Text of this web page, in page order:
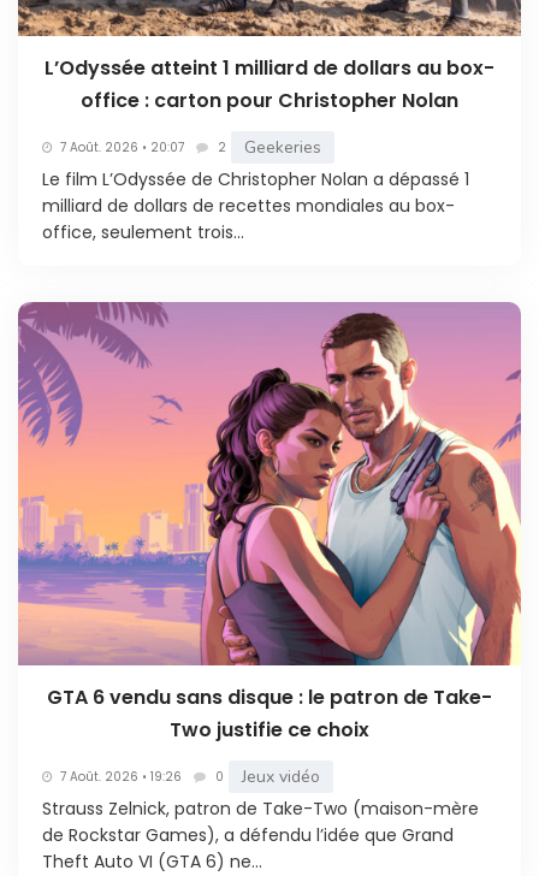
L’Odyssée atteint 1 milliard de dollars au box-
office : carton pour Christopher Nolan
7 Août. 2026 • 20:07 2 Geekeries
Le film L’Odyssée de Christopher Nolan a dépassé 1
milliard de dollars de recettes mondiales au box-
office, seulement trois...
GTA 6 vendu sans disque : le patron de Take-
Two justifie ce choix
7 Août. 2026 • 19:26 0 Jeux vidéo
Strauss Zelnick, patron de Take-Two (maison-mère
de Rockstar Games), a défendu l’idée que Grand
Theft Auto VI (GTA 6) ne...